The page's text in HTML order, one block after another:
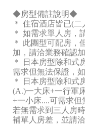
◆房型備註說明◆
＊ 住宿酒店皆已(
＊ 如需求單人房，
＊ 此團型可配房，
加，請洽業務確認加
＊ 日本房型除和式
需求但無法保證，
＊ 日本房型除和式
(A.)一大床+一行軍
+一小床....可需求但
若無需求到三人房
補單人房差，並請